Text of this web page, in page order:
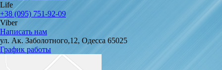
Life
+38 (095) 751-92-09
Viber
Написать нам
ул. Ак. Заболотного,12, Одесса 65025
График работы